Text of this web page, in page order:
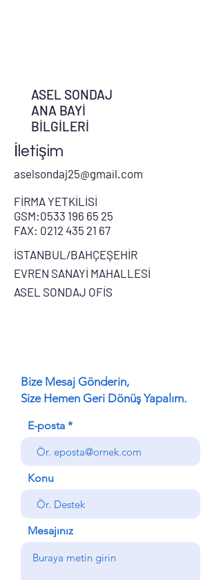
ASEL SONDAJ
ANA BAYİ
BİLGİLERİ
İletişim
aselsondaj25@gmail.com
FİRMA YETKİLİSİ
GSM:0533 196 65 25
FAX: 0212 435 21 67
İSTANBUL/BAHÇEŞEHİR
EVREN SANAYİ MAHALLESİ
ASEL SONDAJ OFİS
Bize Mesaj Gönderin,
Size Hemen Geri Dönüş Yapalım.
E-posta
Konu
Mesajınız